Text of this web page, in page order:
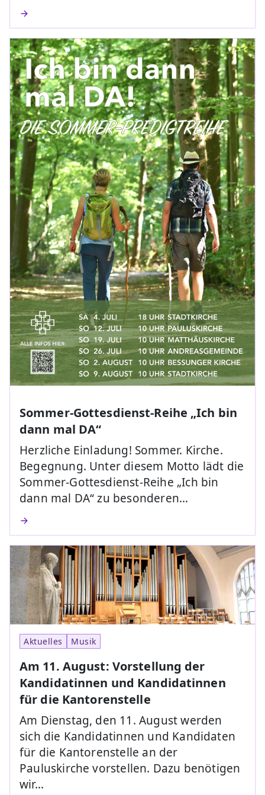
Sommer-Gottesdienst-Reihe „Ich bin
dann mal DA“
Herzliche Einladung! Sommer. Kirche.
Begegnung. Unter diesem Motto lädt die
Sommer-Gottesdienst-Reihe „Ich bin
dann mal DA“ zu besonderen…
Aktuelles Musik
Am 11. August: Vorstellung der
Kandidatinnen und Kandidatinnen
für die Kantorenstelle
Am Dienstag, den 11. August werden
sich die Kandidatinnen und Kandidaten
für die Kantorenstelle an der
Pauluskirche vorstellen. Dazu benötigen
wir…